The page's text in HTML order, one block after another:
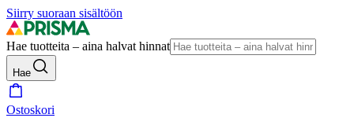
Siirry suoraan sisältöön
Hae tuotteita – aina halvat hinnat
Hae
Ostoskori